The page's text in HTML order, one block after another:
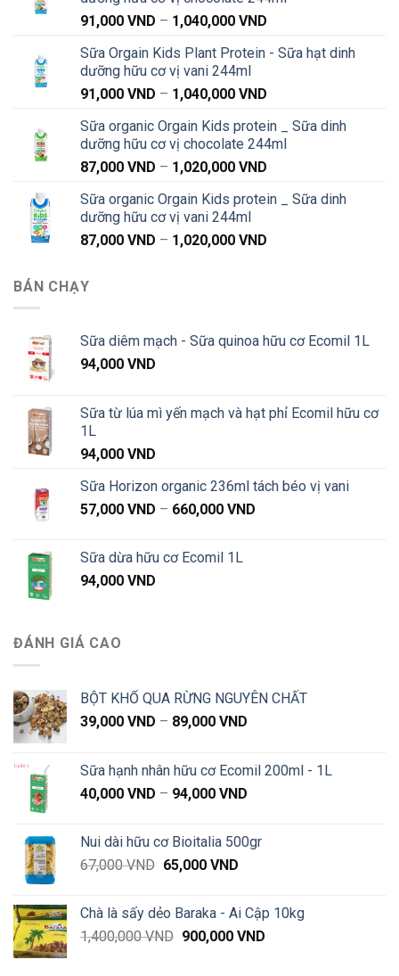
91,000 VND – 1,040,000 VND
từ
Sữa Orgain Kids Plant Protein - Sữa hạt dinh
dưỡng hữu cơ vị vani 244ml
91,000 VND – 1,040,000 VND
từ
91,000 VND
Sữa organic Orgain Kids protein _ Sữa dinh
dưỡng hữu cơ vị chocolate 244ml
87,000 VND – 1,020,000 VND
từ
Sữa organic Orgain Kids protein _ Sữa dinh
dưỡng hữu cơ vị vani 244ml
87,000 VND – 1,020,000 VND
1,020,000 VND
BÁN CHẠY
Sữa diêm mạch - Sữa quinoa hữu cơ Ecomil 1L
94,000 VND
Sữa từ lúa mì yến mạch và hạt phỉ Ecomil hữu cơ
1L
94,000 VND
Sữa Horizon organic 236ml tách béo vị vani
57,000 VND – 660,000 VND
Sữa dừa hữu cơ Ecomil 1L
94,000 VND
ĐÁNH GIÁ CAO
BỘT KHỔ QUA RỪNG NGUYÊN CHẤT
39,000 VND – 89,000 VND
39,000 VND
Sữa hạnh nhân hữu cơ Ecomil 200ml - 1L
40,000 VND – 94,000 VND
40,000 VND
Nui dài hữu cơ Bioitalia 500gr
67,000VND Giá
67,000 VND.
65,000 VNDGiá
là:
65,000 VND.
Chà là sấy dẻo Baraka - Ai Cập 10kg
1,400,000VND Giá
900,000 VNDGiá